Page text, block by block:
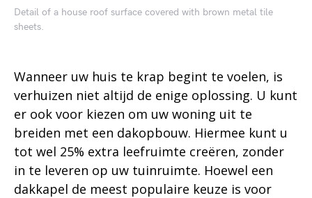
Detail of a house roof surface covered with brown metal tile
sheets.
Wanneer uw huis te krap begint te voelen, is
verhuizen niet altijd de enige oplossing. U kunt
er ook voor kiezen om uw woning uit te
breiden met een dakopbouw. Hiermee kunt u
tot wel 25% extra leefruimte creëren, zonder
in te leveren op uw tuinruimte. Hoewel een
dakkapel de meest populaire keuze is voor